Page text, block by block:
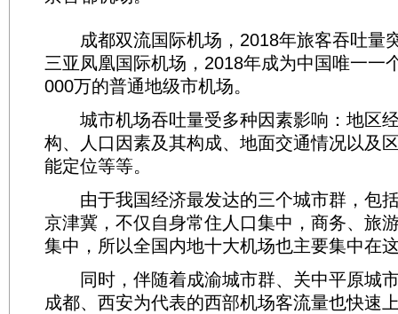
成都双流国际机场，2018年旅客吞吐量
三亚凤凰国际机场，2018年成为中国唯一一
000万的普通地级市机场。
城市机场吞吐量受多种因素影响：地区
构、人口因素及其构成、地面交通情况以及
能定位等等。
由于我国经济最发达的三个城市群，包
京津冀，不仅自身常住人口集中，商务、旅
集中，所以全国内地十大机场也主要集中在
同时，伴随着成渝城市群、关中平原城
成都、西安为代表的西部机场客流量也快速